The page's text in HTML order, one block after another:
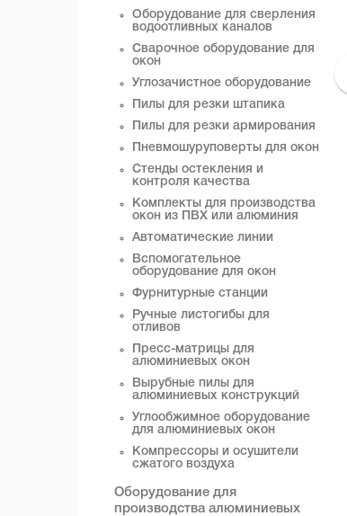
Оборудование для сверления
водоотливных каналов
Сварочное оборудование для
окон
Углозачистное оборудование
Пилы для резки штапика
Пилы для резки армирования
Пневмошуруповерты для окон
Стенды остекления и
контроля качества
Комплекты для производства
окон из ПВХ или алюминия
Автоматические линии
Вспомогательное
оборудование для окон
Фурнитурные станции
Ручные листогибы для
отливов
Пресс-матрицы для
алюминиевых окон
Вырубные пилы для
алюминиевых конструкций
Углообжимное оборудование
для алюминиевых окон
Компрессоры и осушители
сжатого воздуха
Оборудование для
производства алюминиевых